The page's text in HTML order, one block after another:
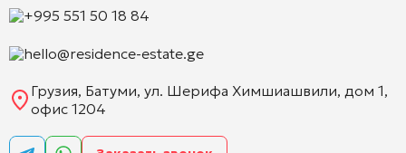
+995 551 50 18 84
hello@residence-estate.ge
Грузия, Батуми, ул. Шерифа Химшиашвили, дом 1,
офис 1204